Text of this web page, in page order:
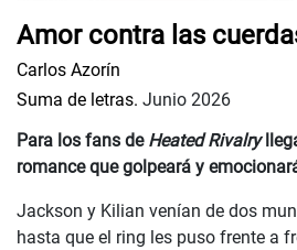
Amor contra las
Carlos Azorín
Suma de letras. Junio 2026
Para los fans de Heated Rivalry
romance que golpeará y
Jackson y Kilian venían de dos
hasta que el ring les puso frente a